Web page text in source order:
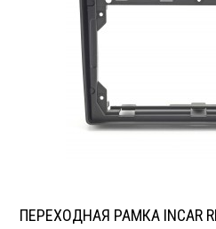
ПЕРЕХОДНАЯ РАМКА INCAR